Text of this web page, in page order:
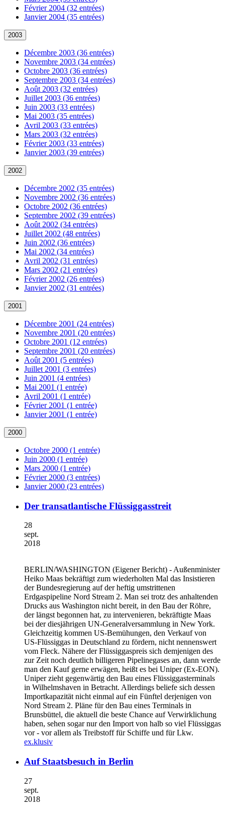
Février 2004 (32 entrées)
Janvier 2004 (35 entrées)
2003
Décembre 2003 (36 entrées)
Novembre 2003 (34 entrées)
Octobre 2003 (36 entrées)
Septembre 2003 (34 entrées)
Août 2003 (32 entrées)
Juillet 2003 (36 entrées)
Juin 2003 (33 entrées)
Mai 2003 (35 entrées)
Avril 2003 (33 entrées)
Mars 2003 (32 entrées)
Février 2003 (33 entrées)
Janvier 2003 (39 entrées)
2002
Décembre 2002 (35 entrées)
Novembre 2002 (36 entrées)
Octobre 2002 (36 entrées)
Septembre 2002 (39 entrées)
Août 2002 (34 entrées)
Juillet 2002 (48 entrées)
Juin 2002 (36 entrées)
Mai 2002 (34 entrées)
Avril 2002 (31 entrées)
Mars 2002 (21 entrées)
Février 2002 (26 entrées)
Janvier 2002 (31 entrées)
2001
Décembre 2001 (24 entrées)
Novembre 2001 (20 entrées)
Octobre 2001 (12 entrées)
Septembre 2001 (20 entrées)
Août 2001 (5 entrées)
Juillet 2001 (3 entrées)
Juin 2001 (4 entrées)
Mai 2001 (1 entrée)
Avril 2001 (1 entrée)
Février 2001 (1 entrée)
Janvier 2001 (1 entrée)
2000
Octobre 2000 (1 entrée)
Juin 2000 (1 entrée)
Mars 2000 (1 entrée)
Février 2000 (3 entrées)
Janvier 2000 (23 entrées)
Der transatlantische Flüssiggasstreit
28
sept.
2018
BERLIN/WASHINGTON (Eigener Bericht) - Außenminister
Heiko Maas bekräftigt zum wiederholten Mal das Insistieren
der Bundesregierung auf der heftig umstrittenen
Erdgaspipeline Nord Stream 2. Man sei trotz des anhaltenden
Drucks aus Washington nicht bereit, in den Bau der Röhre,
der längst begonnen hat, zu intervenieren, bekräftigte Maas
bei der diesjährigen UN-Generalversammlung in New York.
Gleichzeitig kommen US-Bemühungen, den Verkauf von
US-Flüssiggas in Deutschland zu fördern, nicht nennenswert
vom Fleck. Nähere der Flüssiggaspreis sich demjenigen des
zur Zeit noch deutlich billigeren Pipelinegases an, dann werde
man den Kauf gerne erwägen, heißt es bei Uniper (Ex-EON).
Uniper zieht gegenwärtig den Bau eines Flüssiggasterminals
in Wilhelmshaven in Betracht. Allerdings beliefe sich dessen
Importkapazität nicht einmal auf ein Fünftel derjenigen von
Nord Stream 2. Pläne für den Bau eines Terminals in
Brunsbüttel, die aktuell die beste Chance auf Verwirklichung
haben, sehen sogar nur den Import von halb so viel Flüssiggas
vor - vor allem als Treibstoff für Schiffe und für Lkw.
ex.klusiv
Auf Staatsbesuch in Berlin
27
sept.
2018